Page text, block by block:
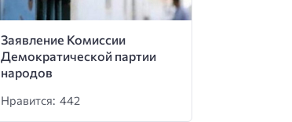
Заявление Комиссии
Демократической партии
народов
Нравится: 442